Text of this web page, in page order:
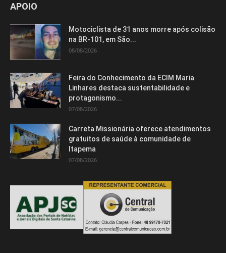
APOIO
Motociclista de 31 anos morre após colisão
na BR-101, em São...
08/08/2026
Feira do Conhecimento da ECIM Maria
Linhares destaca sustentabilidade e
protagonismo...
07/08/2026
Carreta Missionária oferece atendimentos
gratuitos de saúde à comunidade de
Itapema
07/08/2026